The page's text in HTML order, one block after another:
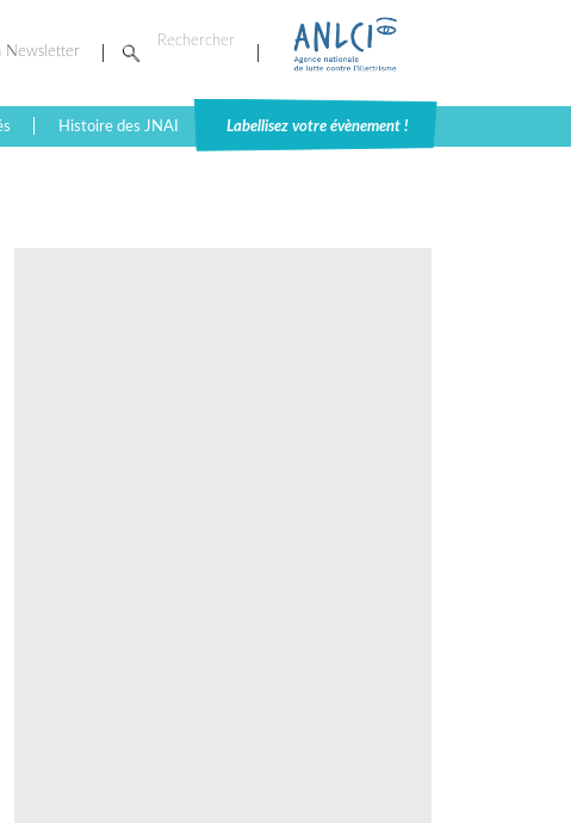
Newsletter
Histoire des JNAI Labellisez votre évènement !